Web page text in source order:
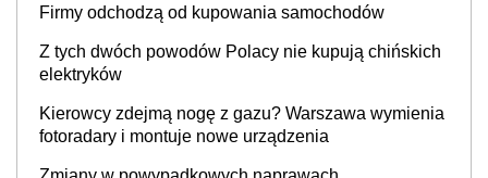
Firmy odchodzą od kupowania samochodów
Z tych dwóch powodów Polacy nie kupują chińskich
elektryków
Kierowcy zdejmą nogę z gazu? Warszawa wymienia
fotoradary i montuje nowe urządzenia